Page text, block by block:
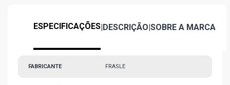
ESPECIFICAÇÕES|DESCRIÇÃO|SOBRE A MARCA
FABRICANTE FRASLE